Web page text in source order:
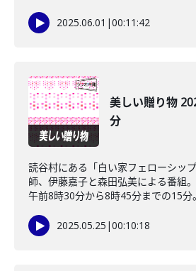
2025.06.01 |00:11:42
美しい贈り物
分
読谷村にある「白い家フェローシッ
師、伊藤嘉子と森田弘美による番組
午前8時30分から8時45分までの15分。
2025.05.25 |00:10:18